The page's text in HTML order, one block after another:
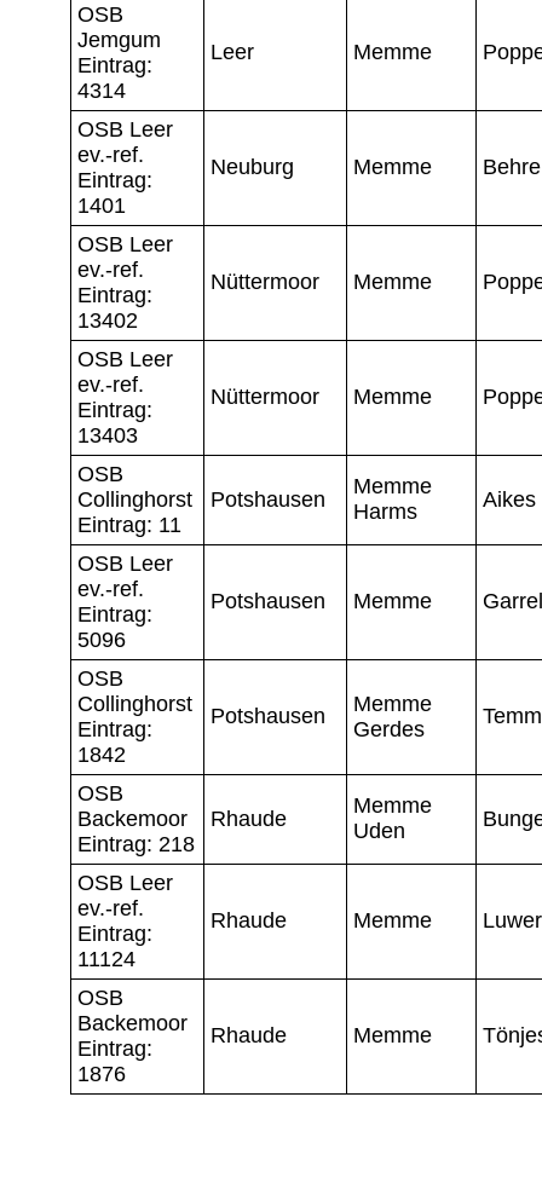
OSB
Jemgum
Eintrag:
4314
Leer Memme
OSB Leer
ev.-ref.
Eintrag:
1401
Neuburg Memme
OSB Leer
ev.-ref.
Eintrag:
13402
Nüttermoor Memme
OSB Leer
ev.-ref.
Eintrag:
13403
Nüttermoor Memme
OSB
Collinghorst
Eintrag: 11
Potshausen
Memme
Harms
Aikes
OSB Leer
ev.-ref.
Eintrag:
5096
Potshausen Memme
OSB
Collinghorst
Eintrag:
1842
Potshausen
Memme
Gerdes
OSB
Backemoor
Eintrag: 218
Rhaude
Memme
Uden
OSB Leer
ev.-ref.
Eintrag:
11124
Rhaude Memme
OSB
Backemoor
Eintrag:
1876
Rhaude Memme